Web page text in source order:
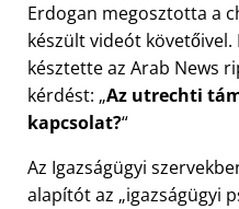
Erdogan megosztotta a
készült videót követőivel.
késztette az Arab News
kérdést: Az utrechti
kapcsolat?
Az Igazságügyi
alapítót az igazságügyi